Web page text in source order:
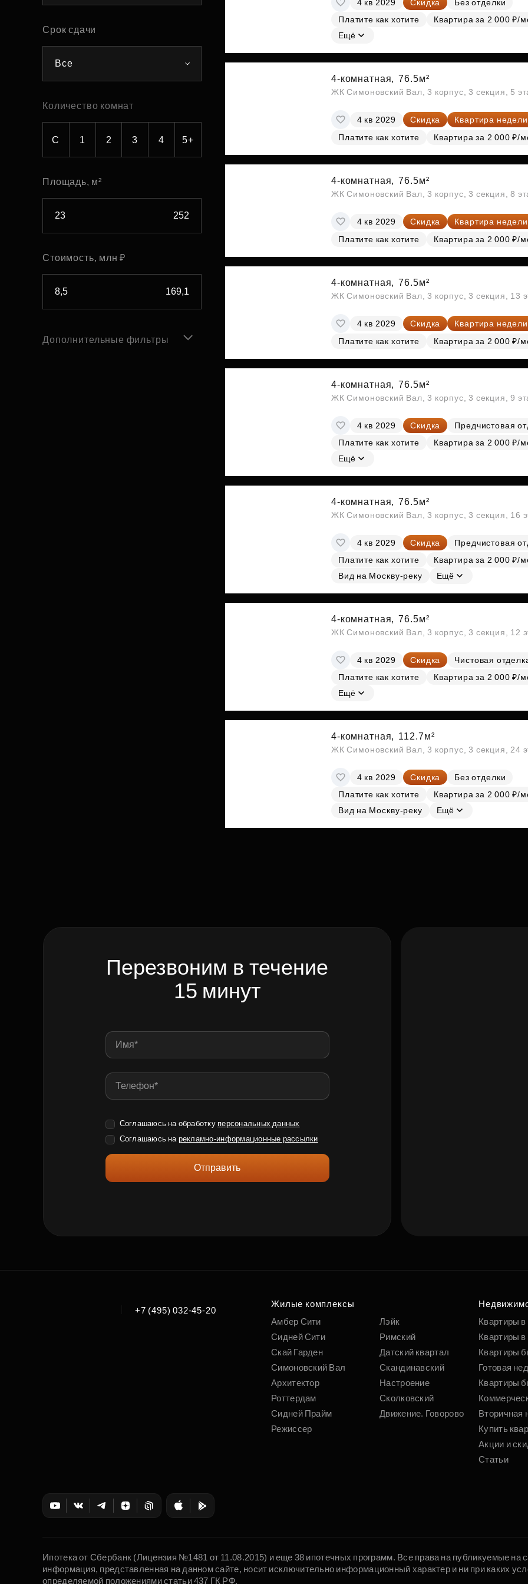
Субсидии
Срок сдачи
Все
Количество комнат
С 1 2 3 4 5+
Площадь, м²
Стоимость, млн ₽
Дополнительные фильтры
4 кв 2029 Скидка
Без отделки
Платите как хотите
Квартира за 2 000 ₽/
Ещё
4-комнатная, 76.5м²
ЖК Симоновский Вал, 3 корпус, 3 секция, 5
4 кв 2029 Скидка
Квартира недели
Платите как хотите
Квартира за 2 000 ₽/
4-комнатная, 76.5м²
ЖК Симоновский Вал, 3 корпус, 3 секция, 8
4 кв 2029 Скидка
Квартира недели
Платите как хотите
Квартира за 2 000 ₽/
4-комнатная, 76.5м²
ЖК Симоновский Вал, 3 корпус, 3 секция, 13
4 кв 2029 Скидка
Квартира недели
Платите как хотите
Квартира за 2 000 ₽/
4-комнатная, 76.5м²
ЖК Симоновский Вал, 3 корпус, 3 секция, 9
4 кв 2029 Скидка
Предчистовая
Платите как хотите
Квартира за 2 000 ₽/
Ещё
4-комнатная, 76.5м²
ЖК Симоновский Вал, 3 корпус, 3 секция, 16
4 кв 2029 Скидка
Предчистовая
Платите как хотите
Квартира за 2 000 ₽/
Вид на Москву-реку
Ещё
4-комнатная, 76.5м²
ЖК Симоновский Вал, 3 корпус, 3 секция, 12
4 кв 2029 Скидка
Чистовая
Платите как хотите
Квартира за 2 000 ₽/
Ещё
4-комнатная, 112.7м²
ЖК Симоновский Вал, 3 корпус, 3 секция, 24
4 кв 2029 Скидка
Без отделки
Платите как хотите
Квартира за 2 000 ₽/
Вид на Москву-реку
Ещё
Перезвоним в течение
15 минут
Соглашаюсь на обработку персональных данных
Соглашаюсь на рекламно-информационные рассылки
Отправить
+7 (495) 032-45-20
Жилые комплексы
Амбер Сити
Сидней Сити
Скай Гарден
Симоновский Вал
Архитектор
Роттердам
Сидней Прайм
Режиссер
Лэйк
Римский
Датский квартал
Скандинавский
Настроение
Сколковский
Движение. Говорово
Квартиры
Квартиры в
Квартиры
Готовая
Квартиры
Вторичная
Купить
Акции и
Статьи
Ипотека от Сбербанк (Лицензия №1481 от 11.08.2015) и еще 38 ипотечных программ. Все права на публикуемые
информация, представленная на данном сайте, носит исключительно информационный характер и ни при каких
определяемой положениями статьи 437 ГК РФ.